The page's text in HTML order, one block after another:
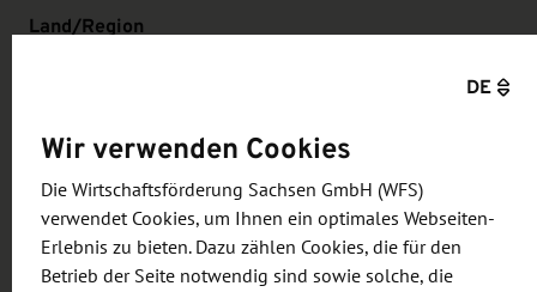
Land/Region
IHK Chemnitz, Deutsche Handelskammer in Österreich
Kosten für die Teilnahme
kostenfrei
DE
Wir verwenden Cookies
Die Wirtschaftsförderung Sachsen GmbH (WFS)
verwendet Cookies, um Ihnen ein optimales Webseiten-
Erlebnis zu bieten. Dazu zählen Cookies, die für den
Betrieb der Seite notwendig sind sowie solche, die